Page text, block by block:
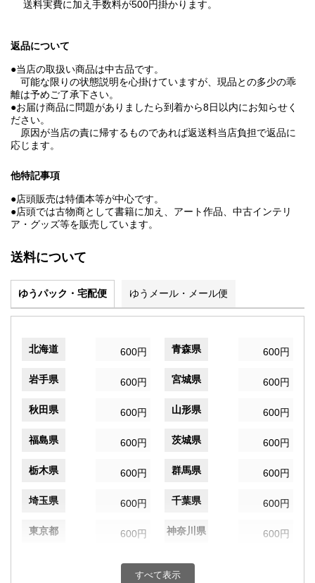
送料実費に加え手数料が500円掛かります。
返品について
●当店の取扱い商品は中古品です。
可能な限りの状態説明を心掛けていますが、現品との多少の乖
離は予めご了承下さい。
●お届け商品に問題がありましたら到着から8日以内にお知らせく
ださい。
原因が当店の責に帰するものであれば返送料当店負担で返品に
応じます。
他特記事項
●店頭販売は特価本等が中心です。
●店頭では古物商として書籍に加え、アート作品、中古インテリ
ア・グッズ等を販売しています。
送料について
ゆうパック・宅配便 ゆうメール・メール便
北海道 600円 青森県 600円
岩手県 600円 宮城県 600円
秋田県 600円 山形県 600円
福島県 600円 茨城県 600円
栃木県 600円 群馬県 600円
埼玉県 600円 千葉県 600円
東京都 600円 神奈川県 600円
600円 富山県
すべて表示